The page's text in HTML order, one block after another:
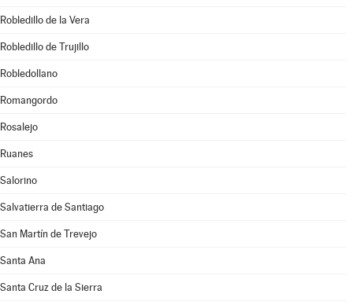
Robledillo de la Vera
Robledillo de Trujillo
Robledollano
Romangordo
Rosalejo
Ruanes
Salorino
Salvatierra de Santiago
San Martín de Trevejo
Santa Ana
Santa Cruz de la Sierra